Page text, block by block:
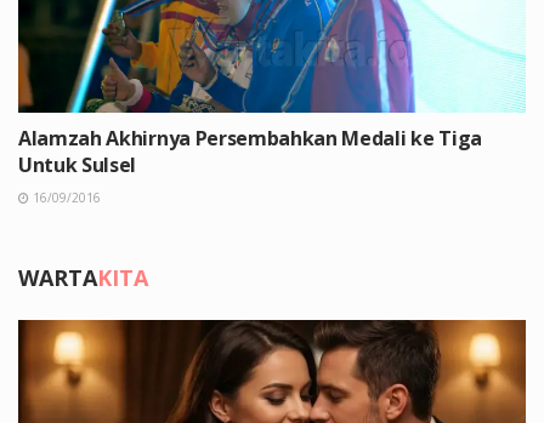
Alamzah Akhirnya Persembahkan Medali ke Tiga
Untuk Sulsel
16/09/2016
WARTAKITA